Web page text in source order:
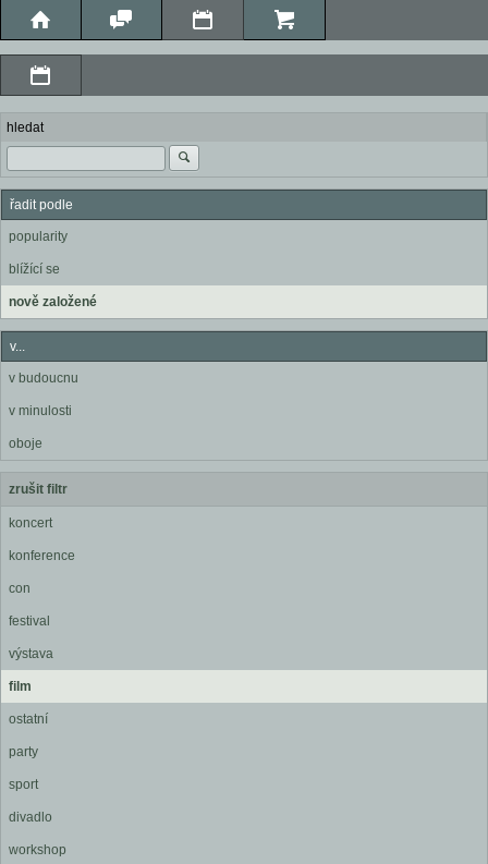
hledat
řadit podle
popularity
blížící se
nově založené
v...
v budoucnu
v minulosti
oboje
zrušit filtr
koncert
konference
con
festival
výstava
film
ostatní
party
sport
divadlo
workshop